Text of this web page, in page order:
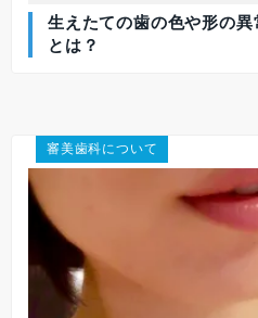
生えたての歯の色や形の
とは？
審美歯科について